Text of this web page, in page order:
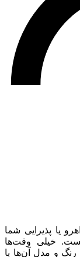
یا پذیرایی شما
خیلی وقت‌ها
رنگ و مدل آن‌ها با